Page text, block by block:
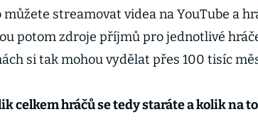
můžete streamovat videa na YouTube a
potom zdroje příjmů pro jednotlivé
si tak mohou vydělat přes 100 tisíc
celkem hráčů se tedy staráte a kolik na